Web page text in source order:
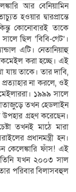
আর বেনিয়ামিন
হওয়ার দ্বারপ্রান্তে
কোনোবারই তাকে
ছিল ‘বিবি-গেট’।
এটি। নেতানিয়াহু
করা হচ্ছে। এই
যায় তাকে। তার দাবি,
না করলে, ওই
১৯৯৯ সালে
তখন হেডলাইন
উপহার গ্রহণ করেছেন।
তখনই মাঠে মারা
প্রধানমন্ত্রী হন।
কেলেঙ্কারি ফাঁস! এই
তিনি যখন ২০০৩ সাল
পরিবার বিলাসবহুল